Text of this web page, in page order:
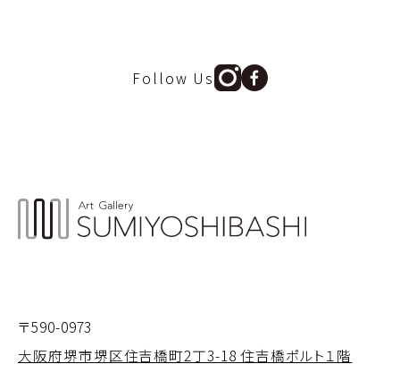
Follow Us
〒590-0973
大阪府堺市堺区住吉橋町2丁3-18 住吉橋ポルト１階